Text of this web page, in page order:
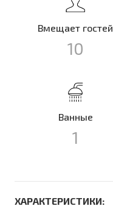
Вмещает гостей
10
Ванные
1
ХАРАКТЕРИСТИКИ: